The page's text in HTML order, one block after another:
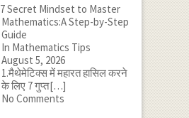
7 Secret Mindset to Master
Mathematics:A Step-by-Step
Guide
In Mathematics Tips
August 5, 2026
1.मैथेमेटिक्स में महारत हासिल करने
के लिए 7 गुप्त[…]
No Comments